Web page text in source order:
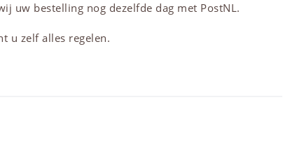
uw bestelling nog dezelfde dag met PostNL.
u zelf alles regelen.